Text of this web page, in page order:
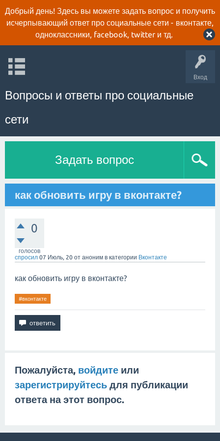
Добрый день! Здесь вы можете задать вопрос и получить
исчерпывающий ответ про социальные сети - вконтакте,
одноклассники, facebook, twitter и тд.
Вход
Вопросы и ответы про социальные
сети
Задать вопрос
как обновить игру в вконтакте?
0
голосов
спросил 07 Июль, 20 от аноним в категории Вконтакте
как обновить игру в вконтакте?
#вконтакте
Пожалуйста, войдите или
зарегистрируйтесь для публикации
ответа на этот вопрос.